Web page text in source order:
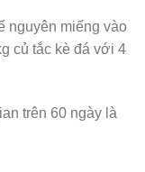
nguyên miếng vào
củ tắc kè đá với 4
trên 60 ngày là